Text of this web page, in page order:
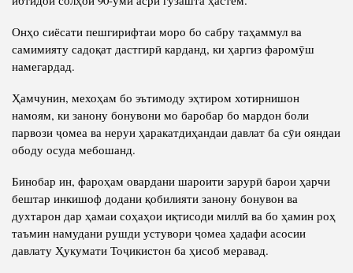
Онҳо сиёсати пешгирифтаи моро бо сабру таҳаммул ва
самимияту садоқат дастгирӣ карданд, ки ҳаргиз фаромӯш
намегардад.
Ҳамчунин, мехоҳам бо эътимоду эҳтиром хотирнишон
намоям, ки занону бонувони мо баробар бо мардон боли
парвози ҷомеа ва неруи ҳаракатдиҳандаи давлат ба сӯи ояндаи
ободу осуда мебошанд.
Бинобар ин, фароҳам овардани шароити зарурӣ барои ҳарчи
бештар инкишоф додани қобилияти занону бонувон ва
духтарон дар ҳамаи соҳаҳои иқтисоди миллӣ ва бо ҳамин роҳ
таъмин намудани рушди устувори ҷомеа ҳадафи асосии
давлату Ҳукумати Тоҷикистон ба ҳисоб меравад.